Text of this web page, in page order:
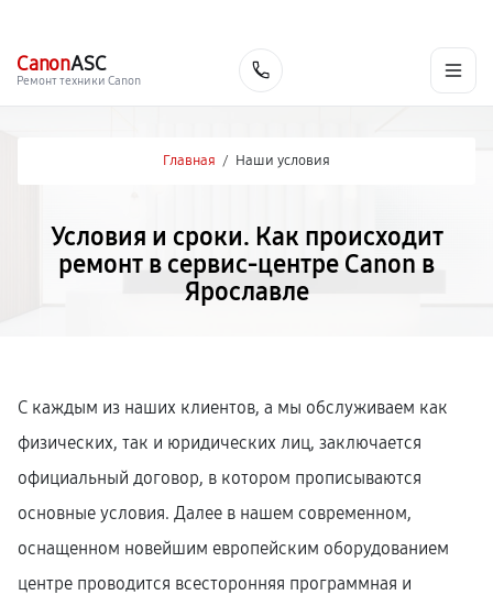
CanonASC
Ремонт техники Canon
Главная / Наши условия
Условия и сроки. Как происходит
ремонт в сервис-центре Canon в
Ярославле
С каждым из наших клиентов, а мы обслуживаем как
физических, так и юридических лиц, заключается
официальный договор, в котором прописываются
основные условия. Далее в нашем современном,
оснащенном новейшим европейским оборудованием
центре проводится всесторонняя программная и